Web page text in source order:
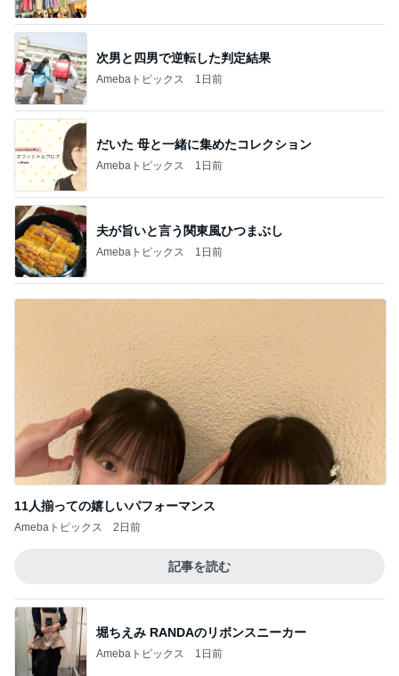
次男と四男で逆転した判定結果
Amebaトピックス 1日前
だいた 母と一緒に集めたコレクション
Amebaトピックス 1日前
夫が旨いと言う関東風ひつまぶし
Amebaトピックス 1日前
11人揃っての嬉しいパフォーマンス
Amebaトピックス 2日前
記事を読む
堀ちえみ RANDAのリボンスニーカー
Amebaトピックス 1日前